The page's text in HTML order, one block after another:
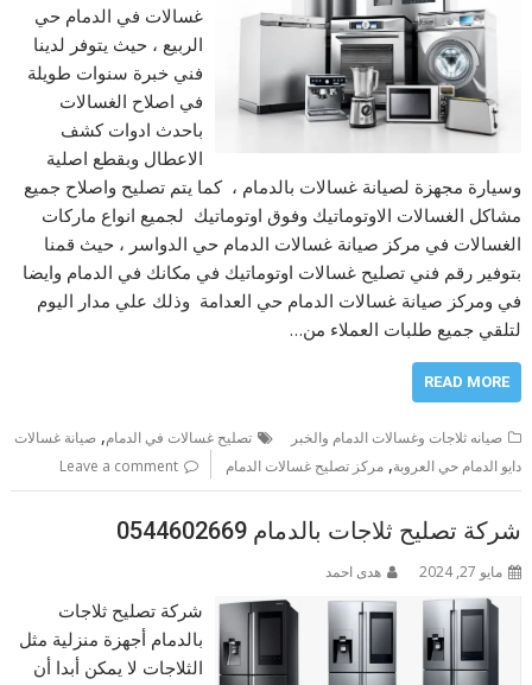
غسالات في الدمام حي
الربيع ، حيث يتوفر لدينا
فني خبرة سنوات طويلة
في اصلاح الغسالات
باحدث ادوات كشف
الاعطال وبقطع اصلية
وسيارة مجهزة لصيانة غسالات بالدمام ، كما يتم تصليح واصلاح جميع
مشاكل الغسالات الاوتوماتيك وفوق اوتوماتيك لجميع انواع ماركات
الغسالات في مركز صيانة غسالات الدمام حي الدواسر ، حيث قمنا
بتوفير رقم فني تصليح غسالات اوتوماتيك في مكانك في الدمام وايضا
في ومركز صيانة غسالات الدمام حي العدامة وذلك علي مدار اليوم
لتلقي جميع طلبات العملاء من…
READ MORE
صيانه ثلاجات وغسالات الدمام والخبر تصليح غسالات في الدمام,صيانة غسالات
دايو الدمام حي العروبة,مركز تصليح غسالات الدمام Leave a comment
شركة تصليح ثلاجات بالدمام 0544602669
مايو 27, 2024 هدى احمد
شركة تصليح ثلاجات
بالدمام أجهزة منزلية مثل
الثلاجات لا يمكن أبدا أن